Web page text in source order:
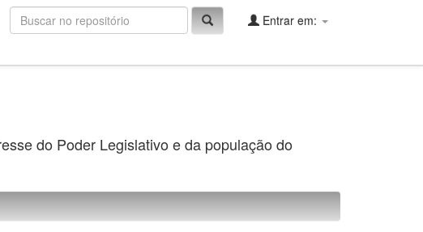
Entrar em:
do Poder Legislativo e da população do